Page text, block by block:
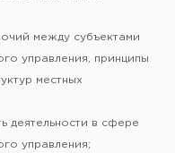
между субъектами
управления, принципы
местных
деятельности в сфере
управления;